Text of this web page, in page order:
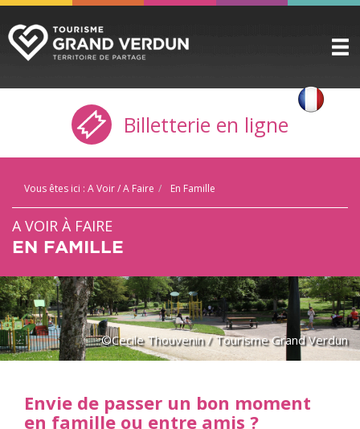
DÉCOUVRIR
A VOIR / A FAIRE
INFOS PRATIQUES
SERVICE GROUPES
ESPACE PRO
CITADELLE
BILLETTERIE
Billetterie en ligne
Vous êtes ici : A Voir / A Faire En Famille
A VOIR À FAIRE
EN FAMILLE
©Cecile Thouvenin / Tourisme Grand Verdun
Envie de passer un bon moment
en famille ou entre amis ?